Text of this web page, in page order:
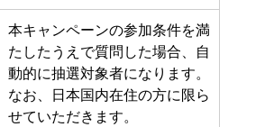
本キャンペーンの参加条件を満
たしたうえで質問した場合、自
動的に抽選対象者になります。
なお、日本国内在住の方に限ら
せていただきます。